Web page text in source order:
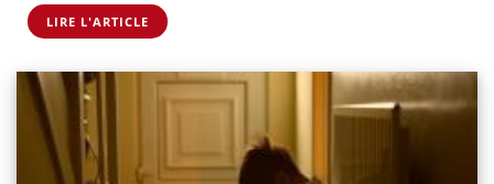
LIRE L'ARTICLE